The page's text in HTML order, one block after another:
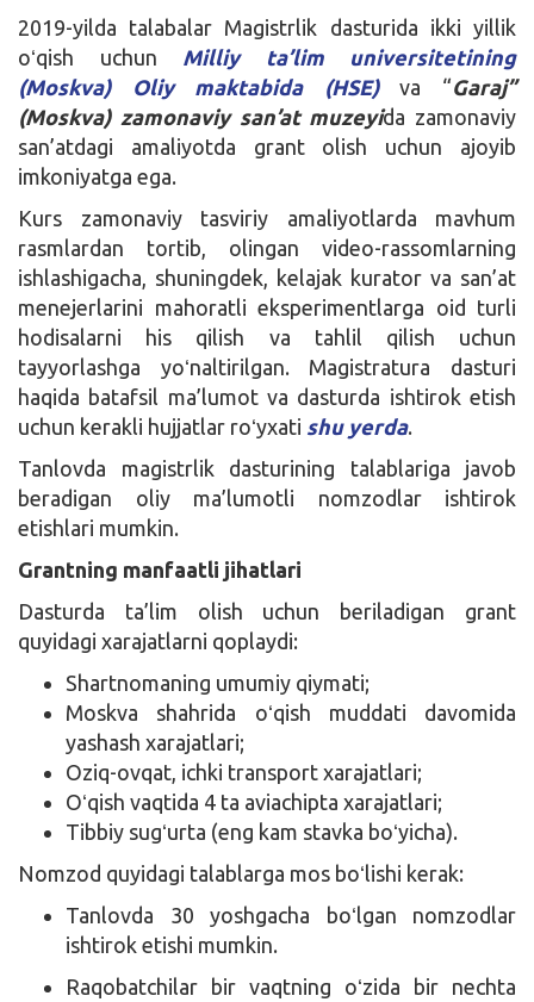
2019-yilda talabalar Magistrlik dasturida ikki yillik
oʻqish uchun Milliy ta’lim universitetining
(Moskva) Oliy maktabida (HSE)va “Garaj”
(Moskva) zamonaviy san’at muzeyida zamonaviy
san’atdagi amaliyotda grant olish uchun ajoyib
imkoniyatga ega.
Kurs zamonaviy tasviriy amaliyotlarda mavhum
rasmlardan tortib, olingan video-rassomlarning
ishlashigacha, shuningdek, kelajak kurator va san’at
menejerlarini mahoratli eksperimentlarga oid turli
hodisalarni his qilish va tahlil qilish uchun
tayyorlashga yoʻnaltirilgan. Magistratura dasturi
haqida batafsil ma’lumot va dasturda ishtirok etish
uchun kerakli hujjatlar roʻyxati shu yerda.
Tanlovda magistrlik dasturining talablariga javob
beradigan oliy ma’lumotli nomzodlar ishtirok
etishlari mumkin.
Grantning manfaatli jihatlari
Dasturda ta’lim olish uchun beriladigan grant
quyidagi xarajatlarni qoplaydi:
Shartnomaning umumiy qiymati;
Moskva shahrida oʻqish muddati davomida
yashash xarajatlari;
Oziq-ovqat, ichki transport xarajatlari;
Oʻqish vaqtida 4 ta aviachipta xarajatlari;
Tibbiy sugʻurta (eng kam stavka boʻyicha).
Nomzod quyidagi talablarga mos boʻlishi kerak:
Tanlovda 30 yoshgacha boʻlgan nomzodlar
ishtirok etishi mumkin.
Raqobatchilar bir vaqtning oʻzida bir nechta